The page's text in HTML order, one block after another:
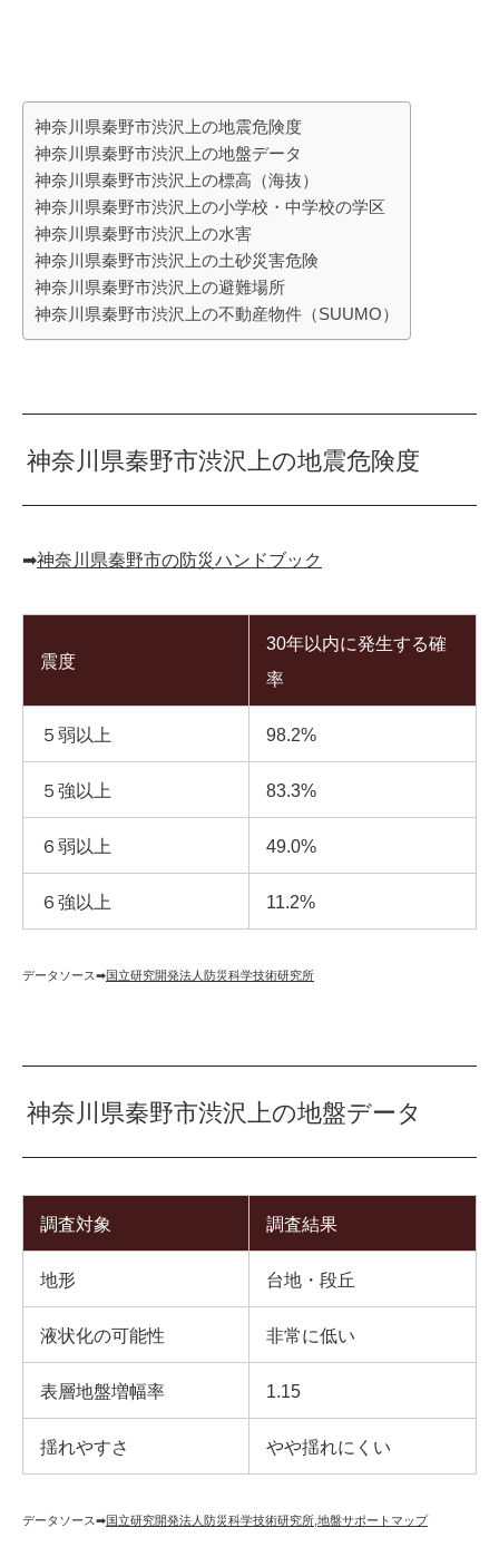
神奈川県秦野市渋沢上の地震危険度
神奈川県秦野市渋沢上の地盤データ
神奈川県秦野市渋沢上の標高（海抜）
神奈川県秦野市渋沢上の小学校・中学校の学区
神奈川県秦野市渋沢上の水害
神奈川県秦野市渋沢上の土砂災害危険
神奈川県秦野市渋沢上の避難場所
神奈川県秦野市渋沢上の不動産物件（SUUMO）
神奈川県秦野市渋沢上の地震危険度
➡︎神奈川県秦野市の防災ハンドブック
震度
30年以内に発生する確
率
５弱以上 98.2%
５強以上 83.3%
６弱以上 49.0%
６強以上 11.2%
データソース➡︎国立研究開発法人防災科学技術研究所
神奈川県秦野市渋沢上の地盤データ
調査対象 調査結果
地形 台地・段丘
液状化の可能性 非常に低い
表層地盤増幅率 1.15
揺れやすさ やや揺れにくい
データソース➡︎国立研究開発法人防災科学技術研究所 地盤サポートマップ